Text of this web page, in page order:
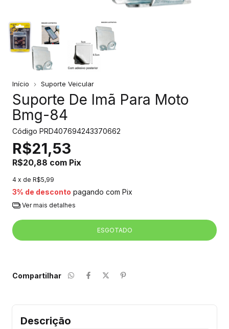
Início Suporte Veicular
Suporte De Imã Para Moto
Bmg-84
Código PRD407694243370662
R$21,53
R$20,88 com Pix
4 x de R$5,99
3% de desconto pagando com Pix
Ver mais detalhes
Compartilhar
Descrição